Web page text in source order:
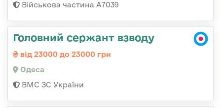
Військова частина А7039
Головний сержант взводу
від 23000 до 23000 грн
Одеса
ВМС ЗС України